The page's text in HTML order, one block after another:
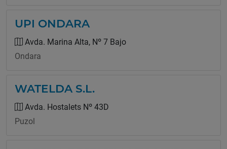
UPI ONDARA
Avda. Marina Alta, Nº 7 Bajo
Ondara
WATELDA S.L.
Avda. Hostalets Nº 43D
Puzol